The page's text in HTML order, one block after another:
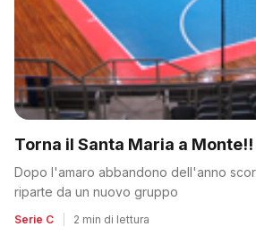
Torna il Santa Maria a Monte!!
Dopo l'amaro abbandono dell'anno
riparte da un nuovo gruppo
Serie C 2 min di lettura